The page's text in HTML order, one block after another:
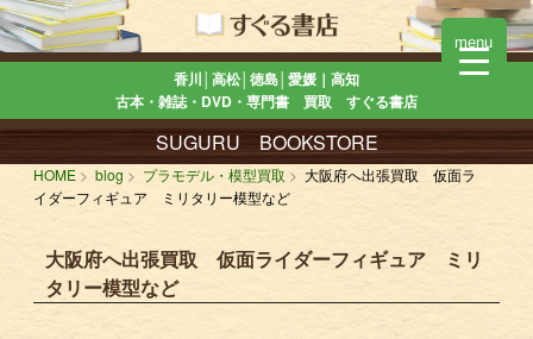
香川│高松│徳島│愛媛｜高知
古本・雑誌・DVD・専門書 買取 すぐる書店
SUGURU BOOKSTORE
HOME blog プラモデル・模型買取
大阪府へ出張買取 仮面ラ
イダーフィギュア ミリタリー模型など
大阪府へ出張買取 仮面ライダーフィギュア ミリ
タリー模型など
menu